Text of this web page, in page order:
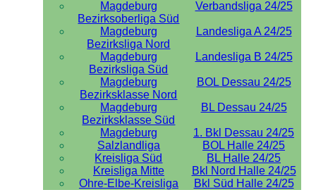
Magdeburg
Verbandsliga 24/25
Bezirksoberliga Süd
Magdeburg
Landesliga A 24/25
Bezirksliga Nord
Magdeburg
Landesliga B 24/25
Bezirksliga Süd
Magdeburg
BOL Dessau 24/25
Bezirksklasse Nord
Magdeburg
BL Dessau 24/25
Bezirksklasse Süd
Magdeburg
1. Bkl Dessau 24/25
Salzlandliga
BOL Halle 24/25
Kreisliga Süd
BL Halle 24/25
Kreisliga Mitte
Bkl Nord Halle 24/25
Ohre-Elbe-Kreisliga
Bkl Süd Halle 24/25